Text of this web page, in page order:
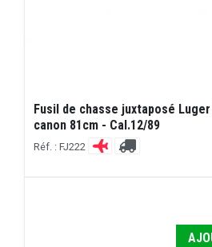
Fusil de chasse juxtaposé
canon 81cm - Cal.12/89
Réf. : FJ222